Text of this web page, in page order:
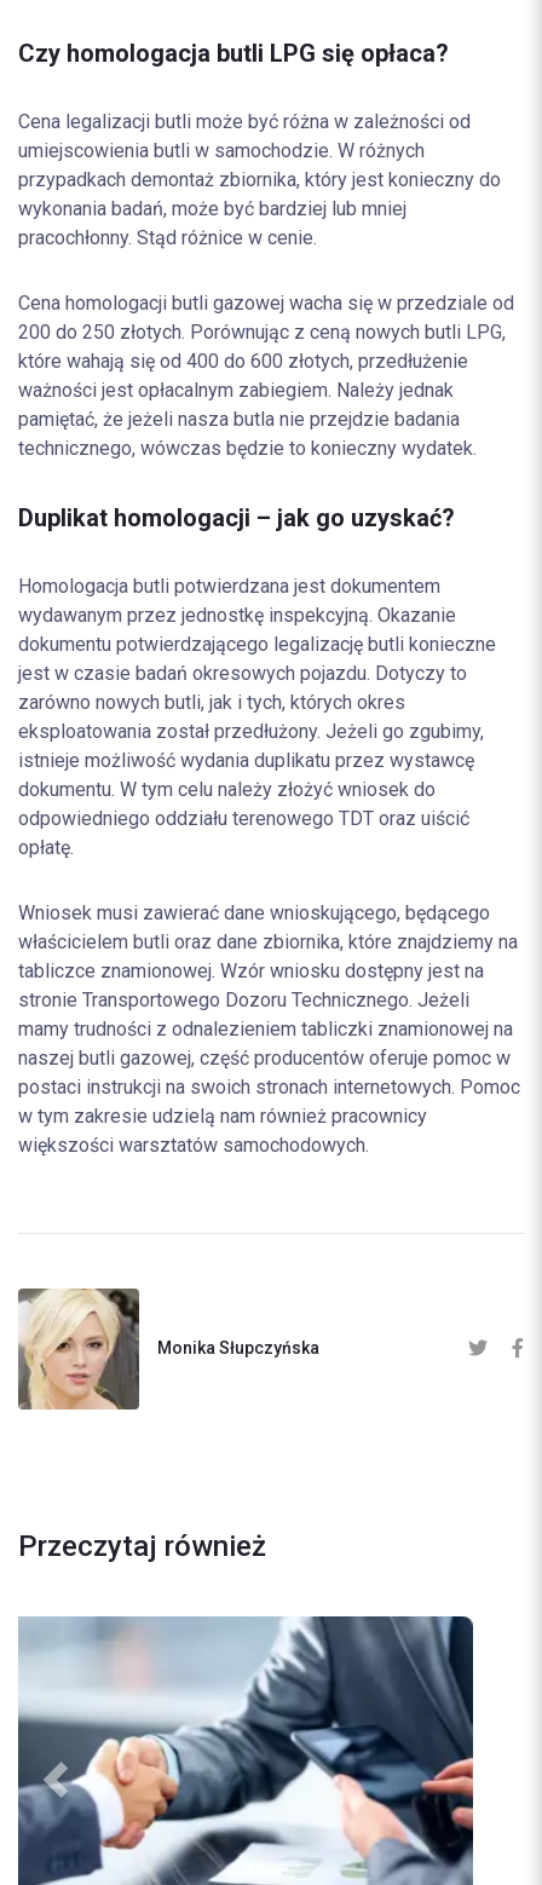
Czy homologacja butli LPG się opłaca?
Cena legalizacji butli może być różna w zależności od
umiejscowienia butli w samochodzie. W różnych
przypadkach demontaż zbiornika, który jest konieczny do
wykonania badań, może być bardziej lub mniej
pracochłonny. Stąd różnice w cenie.
Cena homologacji butli gazowej wacha się w przedziale od
200 do 250 złotych. Porównując z ceną nowych butli LPG,
które wahają się od 400 do 600 złotych, przedłużenie
ważności jest opłacalnym zabiegiem. Należy jednak
pamiętać, że jeżeli nasza butla nie przejdzie badania
technicznego, wówczas będzie to konieczny wydatek.
Duplikat homologacji – jak go uzyskać?
Homologacja butli potwierdzana jest dokumentem
wydawanym przez jednostkę inspekcyjną. Okazanie
dokumentu potwierdzającego legalizację butli konieczne
jest w czasie badań okresowych pojazdu. Dotyczy to
zarówno nowych butli, jak i tych, których okres
eksploatowania został przedłużony. Jeżeli go zgubimy,
istnieje możliwość wydania duplikatu przez wystawcę
dokumentu. W tym celu należy złożyć wniosek do
odpowiedniego oddziału terenowego TDT oraz uiścić
opłatę.
Wniosek musi zawierać dane wnioskującego, będącego
właścicielem butli oraz dane zbiornika, które znajdziemy na
tabliczce znamionowej. Wzór wniosku dostępny jest na
stronie Transportowego Dozoru Technicznego. Jeżeli
mamy trudności z odnalezieniem tabliczki znamionowej na
naszej butli gazowej, część producentów oferuje pomoc w
postaci instrukcji na swoich stronach internetowych. Pomoc
w tym zakresie udzielą nam również pracownicy
większości warsztatów samochodowych.
Monika Słupczyńska
Przeczytaj również
Previous